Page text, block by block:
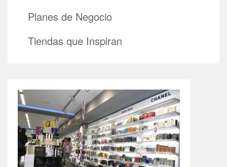
Planes de Negocio
Tiendas que Inspiran